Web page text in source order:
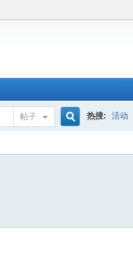
帖子 热搜: 活动